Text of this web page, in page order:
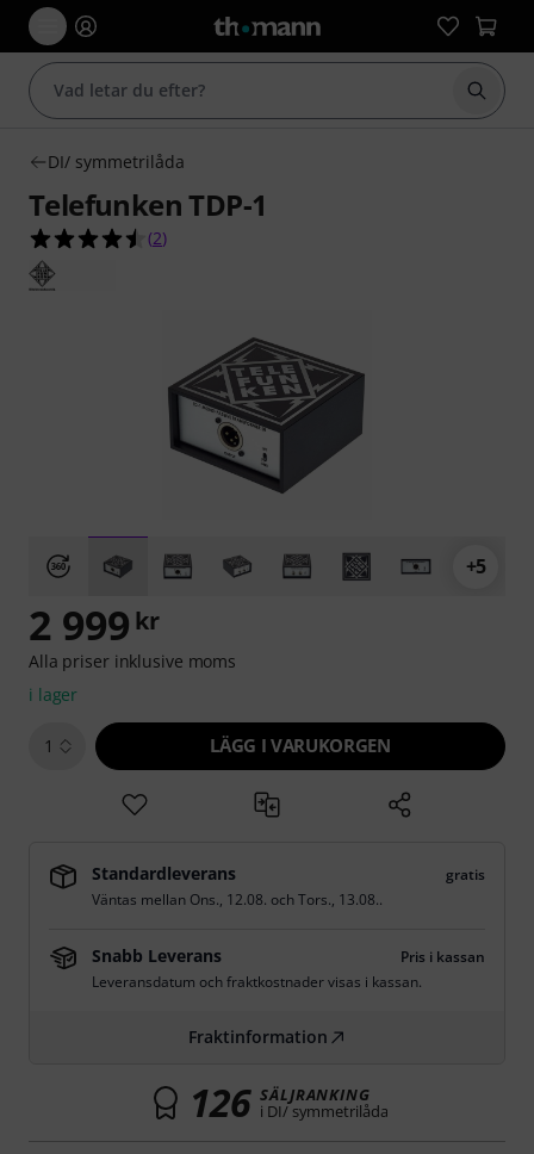
Börja
DI/ symmetrilåda
Telefunken TDP-1
4.5 av 5 stjärnor från 2 kundbetyg
(2)
+5
2 999 kr
Alla priser inklusive moms
i lager
1 LÄGG I VARUKORGEN
Standardleverans
gratis
Väntas mellan Ons., 12.08. ochTors., 13.08..
Snabb Leverans
Pris i kassan
Leveransdatum och fraktkostnader visas i kassan.
Fraktinformation
126 SÄLJRANKING
i DI/ symmetrilåda